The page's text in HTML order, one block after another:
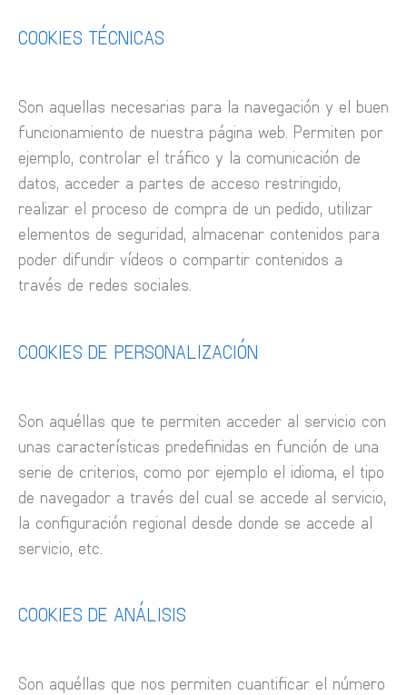
COOKIES TÉCNICAS
Son aquellas necesarias para la navegación y el buen
funcionamiento de nuestra página web. Permiten por
ejemplo, controlar el tráfico y la comunicación de
datos, acceder a partes de acceso restringido,
realizar el proceso de compra de un pedido, utilizar
elementos de seguridad, almacenar contenidos para
poder difundir vídeos o compartir contenidos a
través de redes sociales.
COOKIES DE PERSONALIZACIÓN
Son aquéllas que te permiten acceder al servicio con
unas características predefinidas en función de una
serie de criterios, como por ejemplo el idioma, el tipo
de navegador a través del cual se accede al servicio,
la configuración regional desde donde se accede al
servicio, etc.
COOKIES DE ANÁLISIS
Son aquéllas que nos permiten cuantificar el número